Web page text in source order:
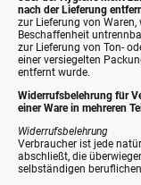
nach der Lieferung
zur Lieferung von
Beschaffenheit
zur Lieferung von Ton-
einer versiegelten
entfernt wurde.
Widerrufsbelehrung für
einer Ware in mehreren
Widerrufsbelehrung
Verbraucher ist jede
abschließt, die
selbständigen